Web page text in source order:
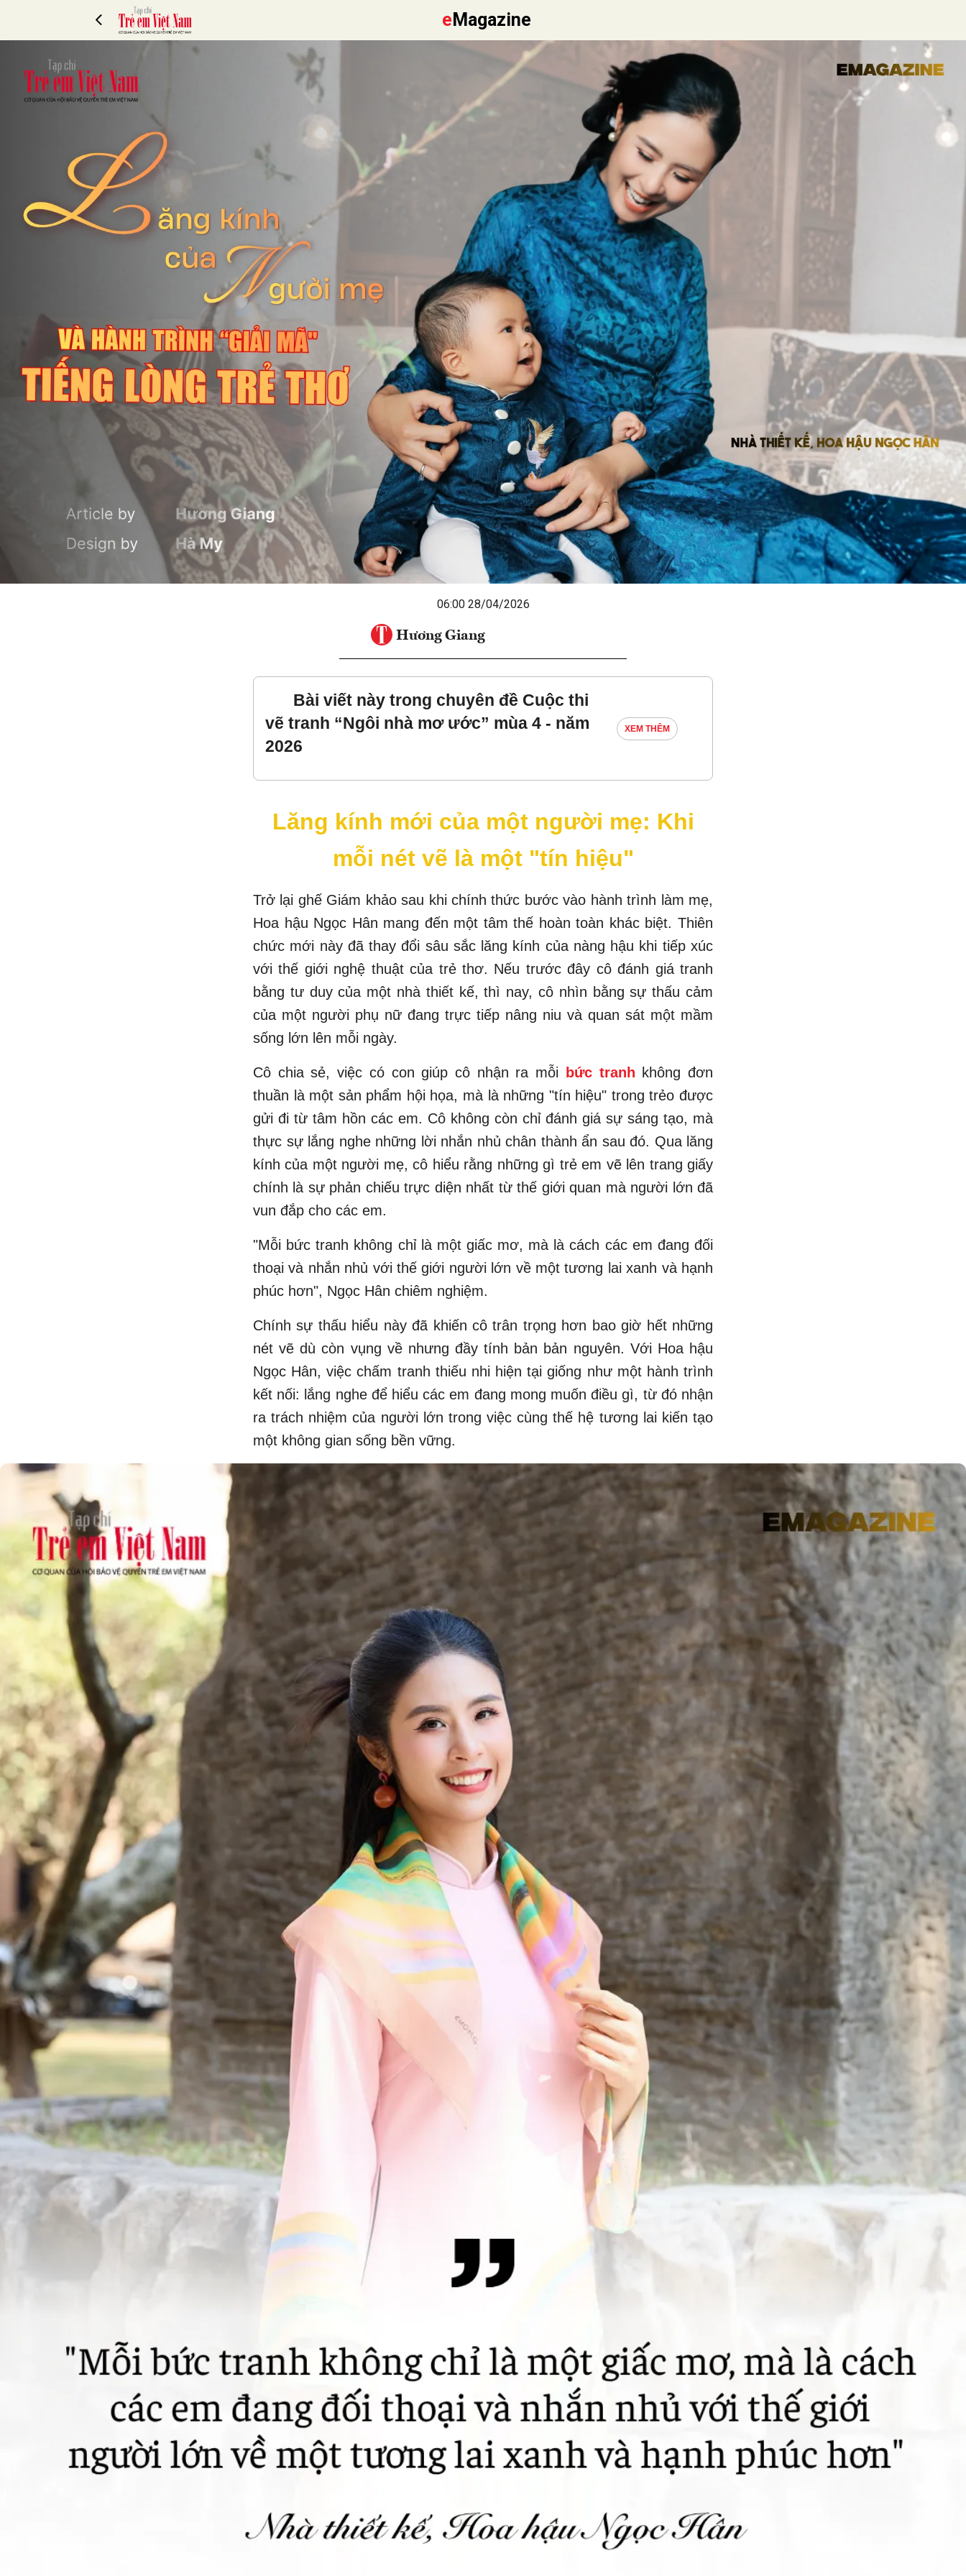
e Magazine
06:00 28/04/2026
Hương Giang
Bài viết này trong chuyên đề Cuộc thi
vẽ tranh “Ngôi nhà mơ ước” mùa 4 - năm
2026
XEM THÊM
Lăng kính mới của một người mẹ: Khi
mỗi nét vẽ là một "tín hiệu"
Trở lại ghế Giám khảo sau khi chính thức bước vào hành trình làm mẹ,
Hoa hậu Ngọc Hân mang đến một tâm thế hoàn toàn khác biệt. Thiên
chức mới này đã thay đổi sâu sắc lăng kính của nàng hậu khi tiếp xúc
với thế giới nghệ thuật của trẻ thơ. Nếu trước đây cô đánh giá tranh
bằng tư duy của một nhà thiết kế, thì nay, cô nhìn bằng sự thấu cảm
của một người phụ nữ đang trực tiếp nâng niu và quan sát một mầm
sống lớn lên mỗi ngày.
Cô chia sẻ, việc có con giúp cô nhận ra mỗi bức tranh không đơn
thuần là một sản phẩm hội họa, mà là những "tín hiệu" trong trẻo được
gửi đi từ tâm hồn các em. Cô không còn chỉ đánh giá sự sáng tạo, mà
thực sự lắng nghe những lời nhắn nhủ chân thành ẩn sau đó. Qua lăng
kính của một người mẹ, cô hiểu rằng những gì trẻ em vẽ lên trang giấy
chính là sự phản chiếu trực diện nhất từ thế giới quan mà người lớn đã
vun đắp cho các em.
"Mỗi bức tranh không chỉ là một giấc mơ, mà là cách các em đang đối
thoại và nhắn nhủ với thế giới người lớn về một tương lai xanh và hạnh
phúc hơn", Ngọc Hân chiêm nghiệm.
Chính sự thấu hiểu này đã khiến cô trân trọng hơn bao giờ hết những
nét vẽ dù còn vụng về nhưng đầy tính bản bản nguyên. Với Hoa hậu
Ngọc Hân, việc chấm tranh thiếu nhi hiện tại giống như một hành trình
kết nối: lắng nghe để hiểu các em đang mong muốn điều gì, từ đó nhận
ra trách nhiệm của người lớn trong việc cùng thế hệ tương lai kiến tạo
một không gian sống bền vững.